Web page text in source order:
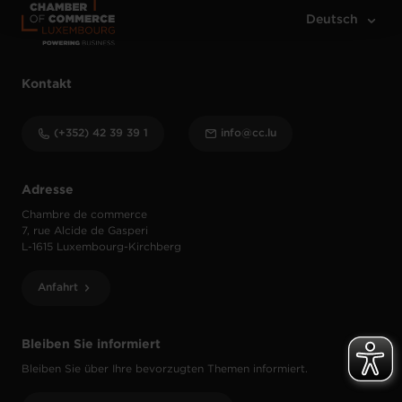
Bleiben Sie informiert
Bleiben Sie über Ihre bevorzugten Themen informiert.
Adresse
Chambre de commerce
7, rue Alcide de Gasperi
L-1615 Luxembourg-Kirchberg
Anfahrt
Kontakt
(+352) 42 39 39 1 info@cc.lu